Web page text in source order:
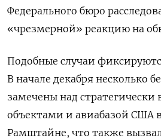
Федерального бюро
«чрезмерной» реакцию на
Подобные случаи
В начале декабря несколько
замечены над
объектами и авиабазой США
Рамштайне, что также